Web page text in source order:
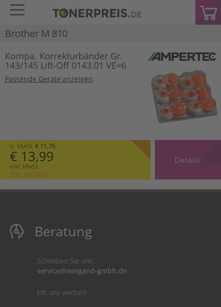
Brother M 810
Kompa. Korrekturbänder Gr.
143/145 Lift-Off 0143.01 VE=6
Passende Geräte anzeigen
o. MwSt. € 11,76
€ 13,99
inkl. MwSt.
zzgl. Versand
Details
Beratung
Schreiben Sie uns:
service@wiegand-gmbh.de
Mit uns werben!